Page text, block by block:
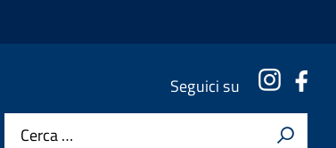
Seguici su
Cerca …